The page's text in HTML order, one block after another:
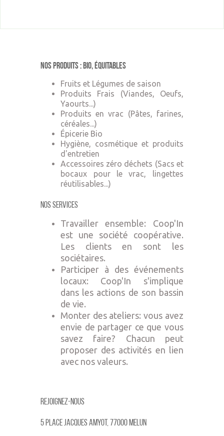
Nos produits : Bio, équitables
Fruits et Légumes de saison
Produits Frais (Viandes, Oeufs,
Yaourts...)
Produits en vrac (Pâtes, farines,
céréales...)
Épicerie Bio
Hygiène, cosmétique et produits
d'entretien
Accessoires zéro déchets (Sacs et
bocaux pour le vrac, lingettes
réutilisables...)
Nos Services
Travailler ensemble: Coop'In
est une société coopérative.
Les clients en sont les
sociétaires.
Participer à des événements
locaux: Coop'In s'implique
dans les actions de son bassin
de vie.
Monter des ateliers: vous avez
envie de partager ce que vous
savez faire? Chacun peut
proposer des activités en lien
avec nos valeurs.
Rejoignez-nous
5 place jacques amyot, 77000 MELUN